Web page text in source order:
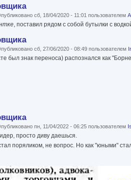
сб, 18/04/2020 - 11:01 пользователем
, поставил рядом с собой бутылки с
сб, 27/06/2020 - 08:49 пользователем
был знак переноса) распознался как
пн, 11/04/2022 - 06:25 пользователем
просто диву даешься.
поряликом, не вопрос. Но как "юными"